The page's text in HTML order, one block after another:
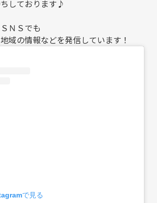
しております♪
ＮＳでも
域の情報などを発信しています！
で見る